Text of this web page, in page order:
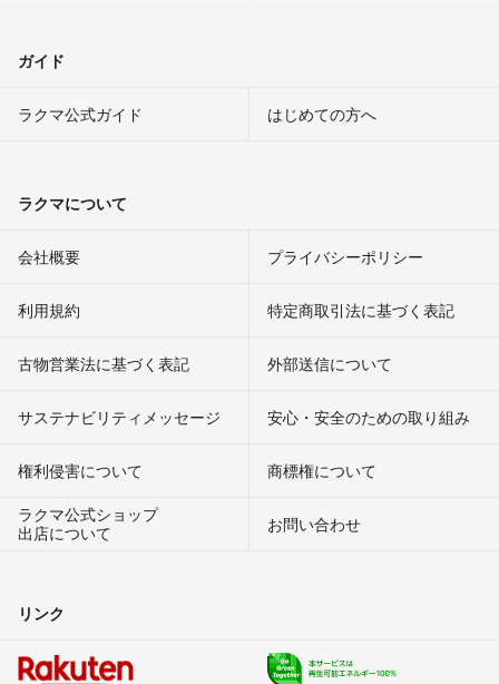
ガイド
ラクマ公式ガイド はじめての方へ
ラクマについて
会社概要 プライバシーポリシー
利用規約 特定商取引法に基づく表記
古物営業法に基づく表記 外部送信について
サステナビリティメッセージ 安心・安全のための取り組み
権利侵害について
商標権について
ラクマ公式ショップ
出店について
お問い合わせ
リンク